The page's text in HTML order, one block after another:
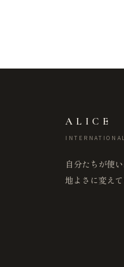
ALICE
自分たちが使
地よさに変えて